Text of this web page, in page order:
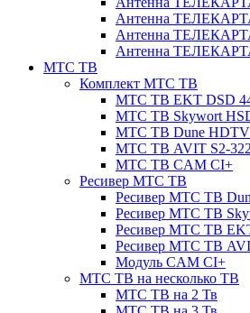
Антенна
Антенна
Антенна
МТС ТВ
Комплект МТС ТВ
МТС ТВ EKT DSD
МТС ТВ Skywort
МТС ТВ Dune HDTV
МТС ТВ AVIT S2-
МТС ТВ CAM CI+
Ресивер МТС ТВ
Ресивер МТС ТВ
Ресивер МТС ТВ
Ресивер МТС ТВ
Ресивер МТС ТВ
Модуль CAM CI+
МТС ТВ на несколько ТВ
МТС ТВ на 2 Тв